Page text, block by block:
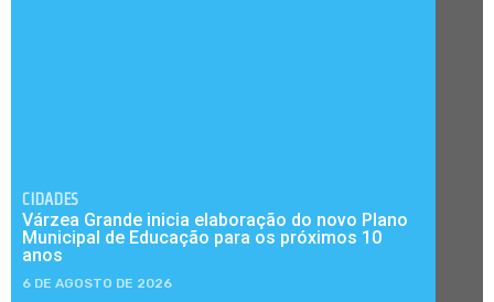
CIDADES
Várzea Grande inicia elaboração do novo Plano
Municipal de Educação para os próximos 10
anos
6 DE AGOSTO DE 2026